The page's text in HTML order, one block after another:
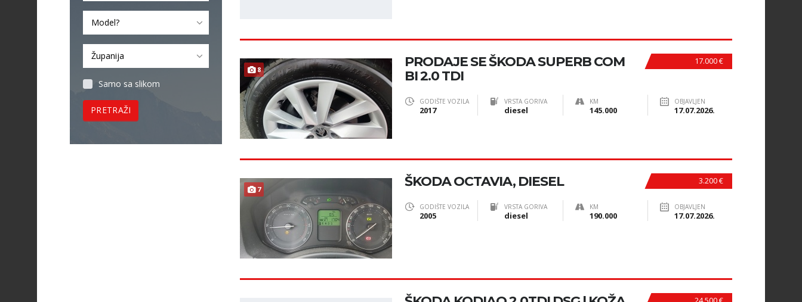
Model?
Županija
Samo sa slikom
PRETRAŽI
8
17.000 €
PRODAJE SE ŠKODA SUPERB COM
BI 2.0 TDI
GODIŠTE VOZILA
2017
VRSTA GORIVA
diesel
KM
145.000
OBJAVLJEN
17.07.2026.
7
3.200 €
ŠKODA OCTAVIA, DIESEL
GODIŠTE VOZILA
2005
VRSTA GORIVA
diesel
KM
190.000
OBJAVLJEN
17.07.2026.